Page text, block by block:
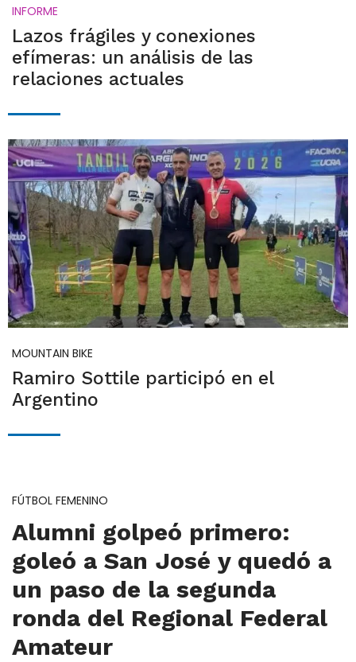
INFORME
Lazos frágiles y conexiones
efímeras: un análisis de las
relaciones actuales
MOUNTAIN BIKE
Ramiro Sottile participó en el
Argentino
FÚTBOL FEMENINO
Alumni golpeó primero:
goleó a San José y quedó a
un paso de la segunda
ronda del Regional Federal
Amateur